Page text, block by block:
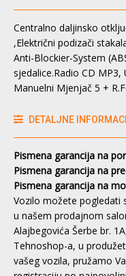
Centralno daljinsko
,Električni podizači
Anti-Blockier-System
sjedalice.Radio CD MP3,
Manuelni Mjenjač 5 +
DETALJNE
Pismena garancija na
Pismena garancija na
Pismena garancija na
Vozilo možete pogledati
u našem prodajnom
Alajbegovića Šerbe br.
Tehnoshop-a, u
vašeg vozila, pružamo